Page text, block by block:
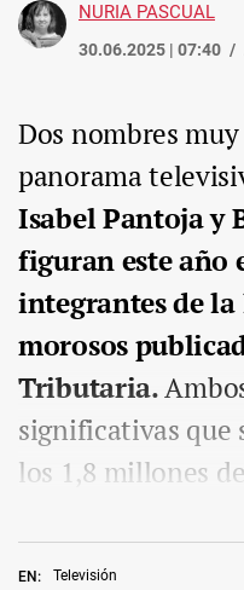
NURIA PASCUAL
30.06.2025 | 07:40
EN: Televisión
Dos nombres
panorama
Isabel Pantoja y
figuran este año
integrantes de
morosos
Tributaria.
significativas que
los 1,8 millones